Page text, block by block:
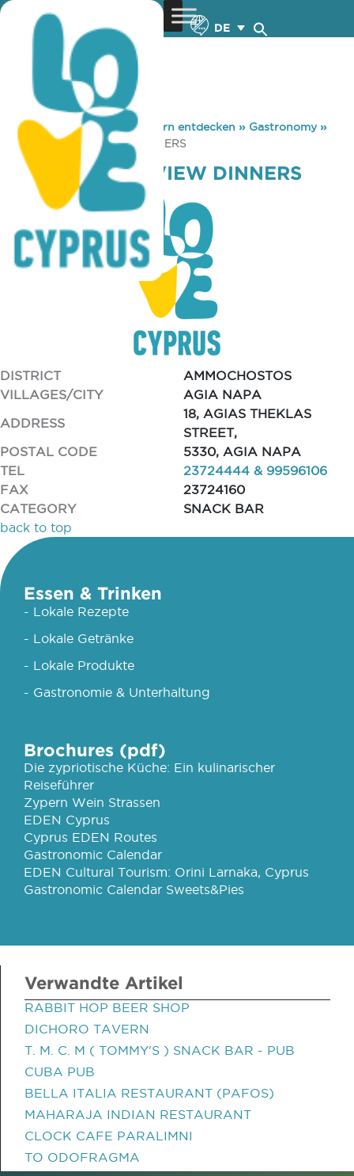
DE
You are here: Home »Zypern entdecken » Gastronomy»
BASSETTS SEA VIEW DINNERS
BASSETTS SEA VIEW DINNERS
DISTRICT
AMMOCHOSTOS
VILLAGES/CITY
AGIA NAPA
ADDRESS
18, AGIAS THEKLAS
STREET,
POSTAL CODE
5330, AGIA NAPA
TEL
23724444 & 99596106
FAX
23724160
CATEGORY
SNACK BAR
back to top
Essen & Trinken
- Lokale Rezepte
- Lokale Getränke
- Lokale Produkte
- Gastronomie & Unterhaltung
Brochures (pdf)
Die zypriotische Küche: Ein kulinarischer
Reiseführer
Zypern Wein Strassen
EDEN Cyprus
Cyprus EDEN Routes
Gastronomic Calendar
EDEN Cultural Tourism: Orini Larnaka, Cyprus
Gastronomic Calendar Sweets&Pies
Verwandte Artikel
RABBIT HOP BEER SHOP
DICHORO TAVERN
T. M. C. M ( TOMMY'S ) SNACK BAR - PUB
CUBA PUB
BELLA ITALIA RESTAURANT (PAFOS)
MAHARAJA INDIAN RESTAURANT
CLOCK CAFE PARALIMNI
TO ODOFRAGMA